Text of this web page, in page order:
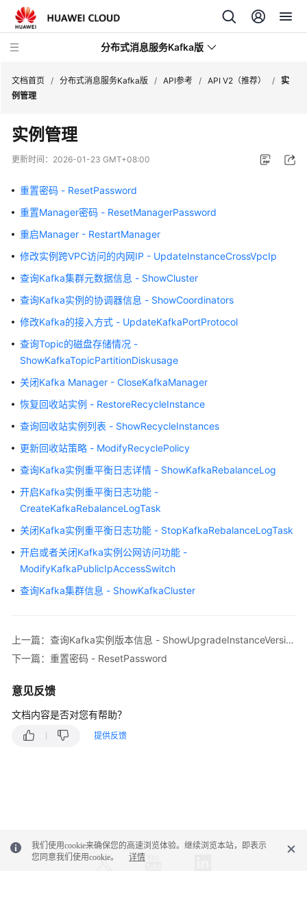
分布式消息服务Kafka版
最
新
动
务
公
产
介
绍
计
说
明
快
速
门
用
指
南
最
佳
开
指
API
必
读
文档首页 / 分布式消息服务Kafka版 / API参考 / API V2（推荐） / 实
例管理
实例管理
更新时间： 2026-01-23 GMT+08:00
重置密码 - ResetPassword
重置Manager密码 - ResetManagerPassword
重启Manager - RestartManager
修改实例跨VPC访问的内网IP - UpdateInstanceCrossVpcIp
查询Kafka集群元数据信息 - ShowCluster
查询Kafka实例的协调器信息 - ShowCoordinators
修改Kafka的接入方式 - UpdateKafkaPortProtocol
查询Topic的磁盘存储情况 -
ShowKafkaTopicPartitionDiskusage
关闭Kafka Manager - CloseKafkaManager
恢复回收站实例 - RestoreRecycleInstance
查询回收站实例列表 - ShowRecycleInstances
更新回收站策略 - ModifyRecyclePolicy
查询Kafka实例重平衡日志详情 - ShowKafkaRebalanceLog
开启Kafka实例重平衡日志功能 -
CreateKafkaRebalanceLogTask
关闭Kafka实例重平衡日志功能 - StopKafkaRebalanceLogTask
开启或者关闭Kafka实例公网访问功能 -
ModifyKafkaPublicIpAccessSwitch
查询Kafka集群信息 - ShowKafkaCluster
上一篇：查询Kafka实例版本信息 - ShowUpgradeInstanceVersion
下一篇：重置密码 - ResetPassword
意见反馈
文档内容是否对您有帮助？
提供反馈
我们使用cookie来确保您的高速浏览体验。继续浏览本站，即表示
您同意我们使用cookie。
详情